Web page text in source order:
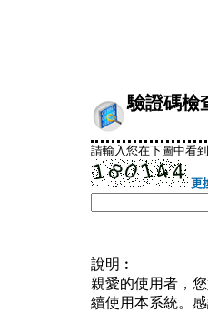
驗證碼檢
請輸入您在下圖中看
更
說明︰
親愛的使用者，
續使用本系統。感